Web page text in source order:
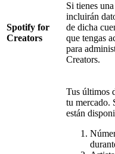
Spotify for
Creators
Si tienes
incluirán
de dicha
que tengas
para
Creators.
Tus últimos
tu mercado.
están